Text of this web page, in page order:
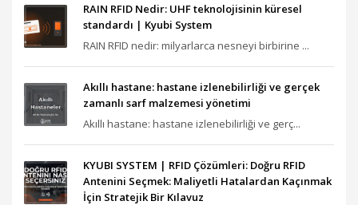
RAIN RFID Nedir: UHF teknolojisinin küresel
standardı | Kyubi System
RAIN RFID nedir: milyarlarca nesneyi birbirine ...
Akıllı hastane: hastane izlenebilirliği ve gerçek
zamanlı sarf malzemesi yönetimi
Akıllı hastane: hastane izlenebilirliği ve gerç...
KYUBI SYSTEM | RFID Çözümleri: Doğru RFID
Antenini Seçmek: Maliyetli Hatalardan Kaçınmak
İçin Stratejik Bir Kılavuz